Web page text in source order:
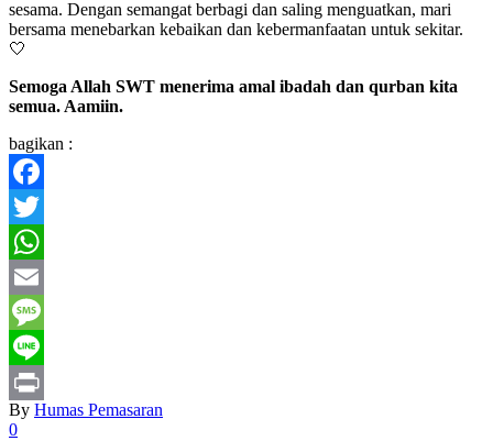
sesama. Dengan semangat berbagi dan saling menguatkan, mari
bersama menebarkan kebaikan dan kebermanfaatan untuk sekitar.
🤍
Semoga Allah SWT menerima amal ibadah dan qurban kita
semua. Aamiin.
bagikan :
Facebook
Twitter
WhatsApp
Email
Message
Line
Print
By Humas Pemasaran
0